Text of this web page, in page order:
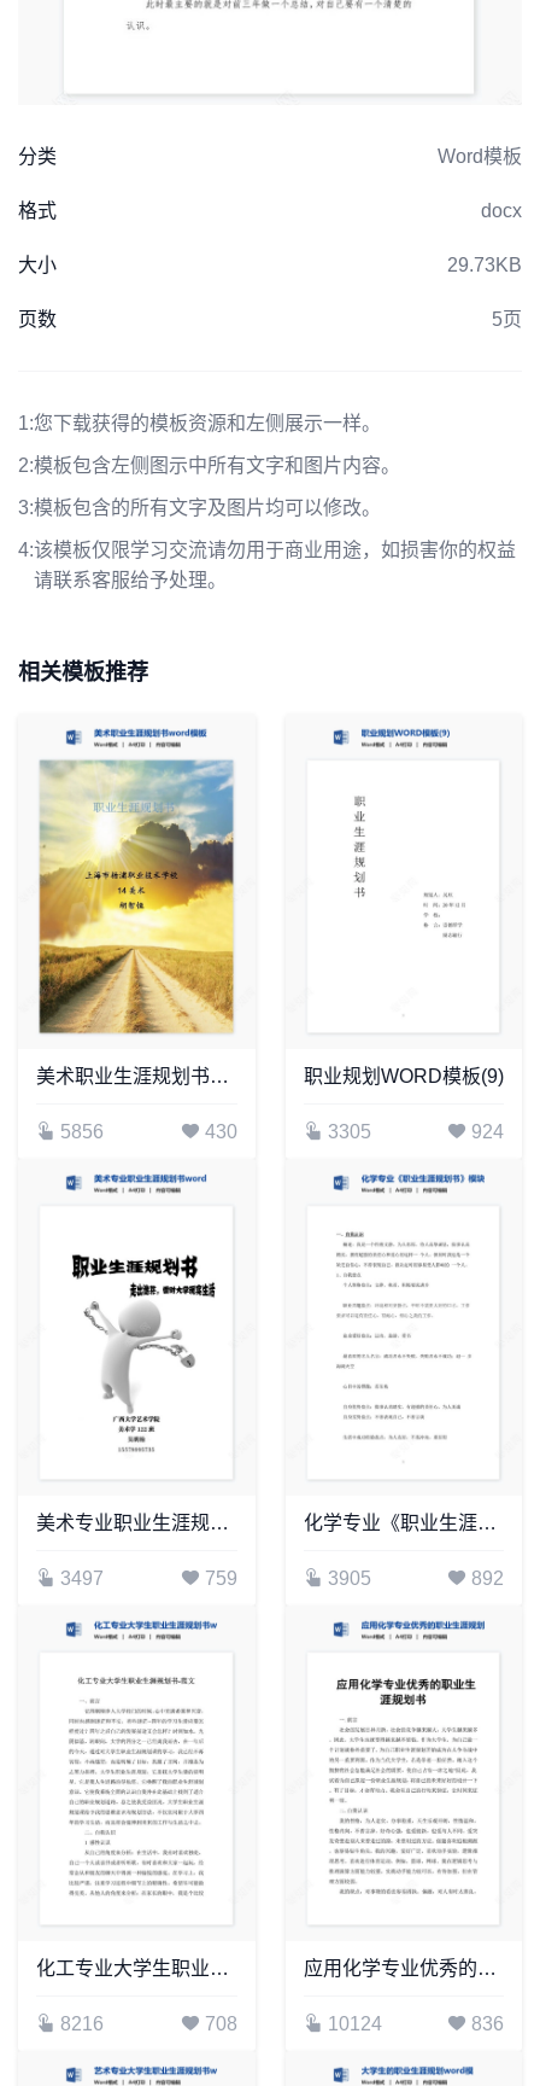
分类 Word模板
格式 docx
大小 29.73KB
页数 5页
1:您下载获得的模板资源和左侧展示一样。
2:模板包含左侧图示中所有文字和图片内容。
3:模板包含的所有文字及图片均可以修改。
4:该模板仅限学习交流请勿用于商业用途，如损害你的权益
请联系客服给予处理。
相关模板推荐
美术职业生涯规划书word模板
5856 430
职业规划WORD模板(9)
3305 924
美术专业职业生涯规划书word模板
3497 759
化学专业《职业生涯规划书》模块word模板
3905 892
化工专业大学生职业生涯规划书word模板-范文
8216 708
应用化学专业优秀的职业生涯规划书word模板
10124 836